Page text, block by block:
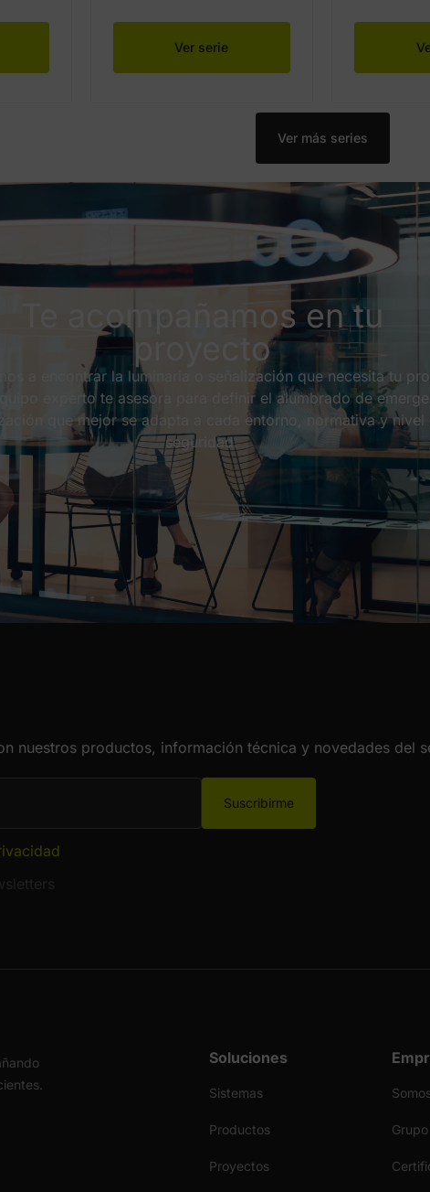
Ver serie
Ver más series
Te acompañamos en tu
proyecto
a encontrar la luminaria o señalización que necesita tu
experto te asesora para definir el alumbrado de
que mejor se adapta a cada entorno, normativa y nivel
seguridad.
nuestros productos, información técnica y novedades del
Suscribirme
Soluciones
Sistemas
Productos
Proyectos